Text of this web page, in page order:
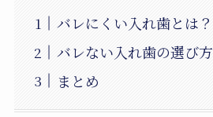
バレにくい入れ歯とは？
バレない入れ歯の選び方
まとめ